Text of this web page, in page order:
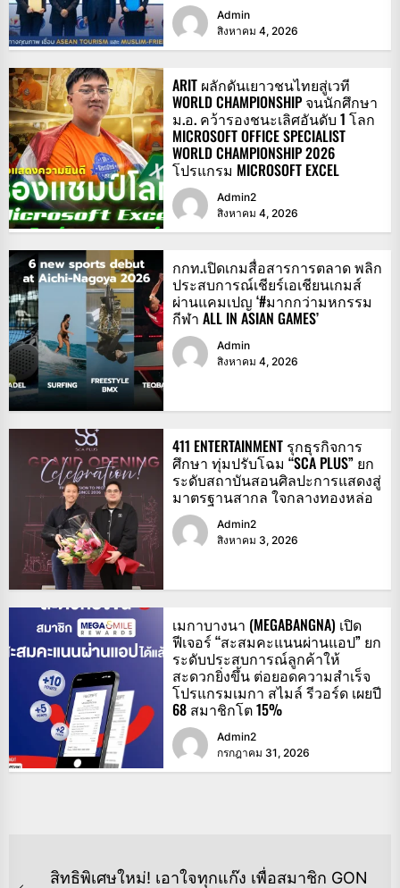
Admin
สิงหาคม 4, 2026
ARIT ผลักดันเยาวชนไทยสู่เวที
WORLD CHAMPIONSHIP จนนักศึกษา
ม.อ. คว้ารองชนะเลิศอันดับ 1 โลก
MICROSOFT OFFICE SPECIALIST
WORLD CHAMPIONSHIP 2026
โปรแกรม MICROSOFT EXCEL
Admin2
สิงหาคม 4, 2026
กกท.เปิดเกมสื่อสารการตลาด พลิก
ประสบการณ์เชียร์เอเชียนเกมส์
ผ่านแคมเปญ ‘#มากกว่ามหกรรม
กีฬา ALL IN ASIAN GAMES’
Admin
สิงหาคม 4, 2026
411 ENTERTAINMENT รุกธุรกิจการ
ศึกษา ทุ่มปรับโฉม “SCA PLUS” ยก
ระดับสถาบันสอนศิลปะการแสดงสู่
มาตรฐานสากล ใจกลางทองหล่อ
Admin2
สิงหาคม 3, 2026
เมกาบางนา (MEGABANGNA) เปิด
ฟีเจอร์ “สะสมคะแนนผ่านแอป” ยก
ระดับประสบการณ์ลูกค้าให้
สะดวกยิ่งขึ้น ต่อยอดความสำเร็จ
โปรแกรมเมกา สไมล์ รีวอร์ด เผยปี
68 สมาชิกโต 15%
Admin2
กรกฎาคม 31, 2026
แนะแนว
สิทธิพิเศษใหม่! เอาใจทุกแก๊ง เพื่อสมาชิก GON